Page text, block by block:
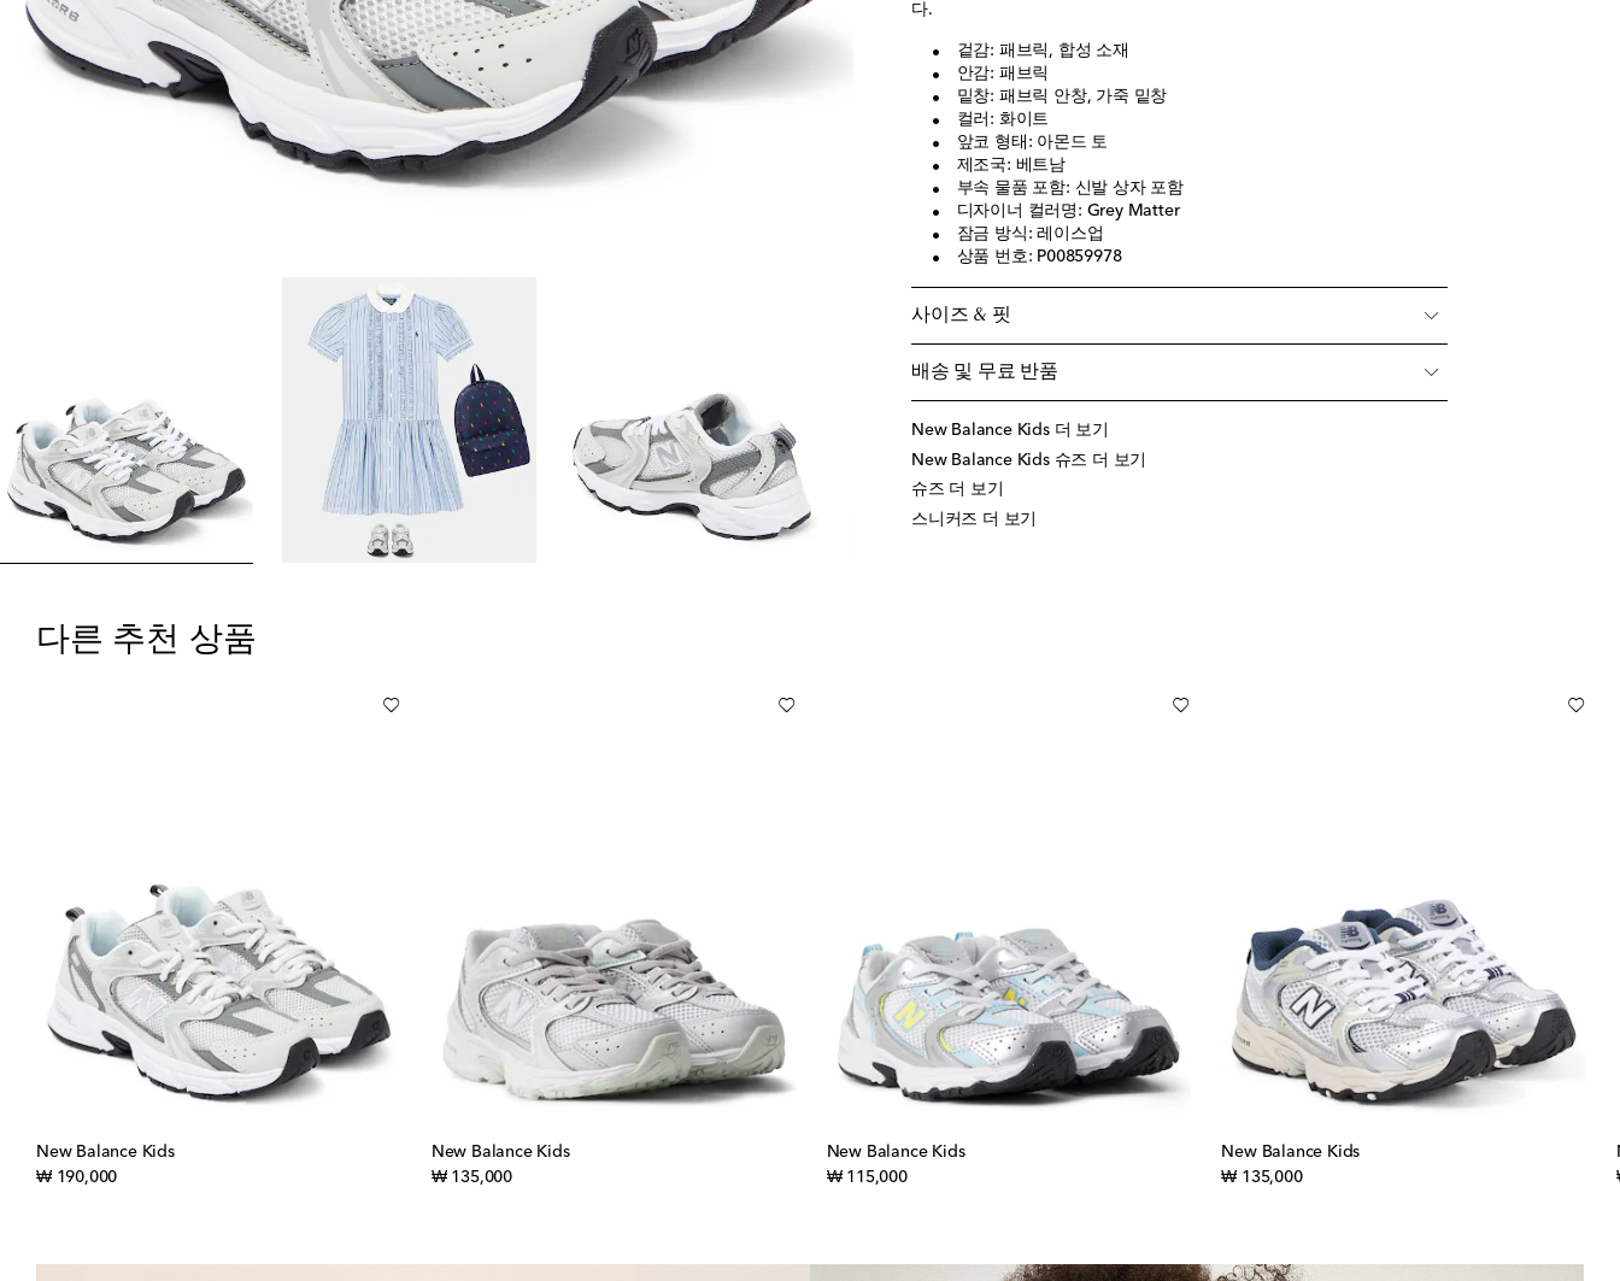
다.
겉감: 패브릭, 합성 소재
안감: 패브릭
밑창: 패브릭 안창, 가죽 밑창
컬러: 화이트
앞코 형태: 아몬드 토
제조국: 베트남
부속 물품 포함: 신발 상자 포함
디자이너 컬러명: Grey Matter
잠금 방식: 레이스업
상품 번호: P00859978
사이즈 & 핏
배송 및 무료 반품
New Balance Kids 더 보기
New Balance Kids 슈즈 더 보기
슈즈 더 보기
스니커즈 더 보기
다른 추천 상품
New Balance Kids
₩ 190,000original price
New Balance Kids
₩ 135,000original price
New Balance Kids
₩ 115,000original price
New Balance Kids
₩ 135,000original price